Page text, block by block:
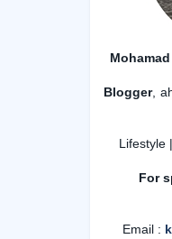
Blogger,
Lifestyle
For
Email :